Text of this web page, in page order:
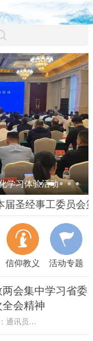
学习体验活动
届圣经事工委员会
信仰教义 活动专题
会集中学习省委
会精神
供稿：通讯员 顾利民